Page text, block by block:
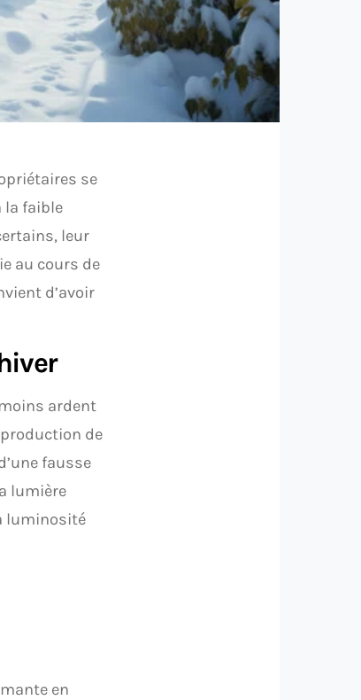
se
la faible
leur
au cours de
d’avoir
ardent
de
fausse
lumière
luminosité
en